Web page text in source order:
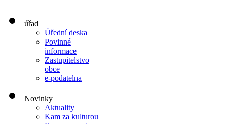
úřad
Úřední deska
Povinné
informace
Zastupitelstvo
obce
e-podatelna
Novinky
Aktuality
Kam za kulturou